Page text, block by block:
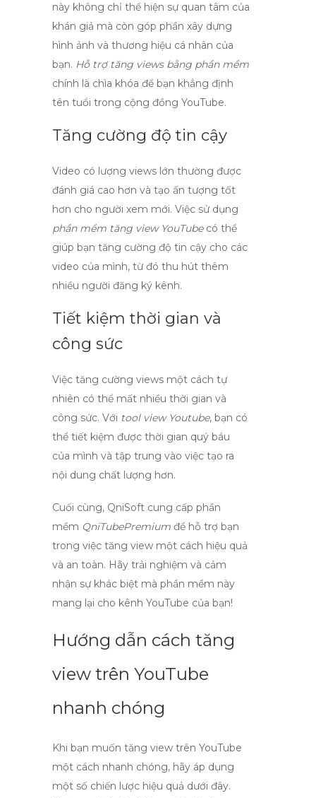
này không chỉ thể hiện sự quan tâm của
khán giả mà còn góp phần xây dựng
hình ảnh và thương hiệu cá nhân của
bạn. Hỗ trợ tăng views bằng phần mềm
chính là chìa khóa để bạn khẳng định
tên tuổi trong cộng đồng YouTube.
Tăng cường độ tin cậy
Video có lượng views lớn thường được
đánh giá cao hơn và tạo ấn tượng tốt
hơn cho người xem mới. Việc sử dụng
phần mềm tăng view YouTubecó thể
giúp bạn tăng cường độ tin cậy cho các
video của mình, từ đó thu hút thêm
nhiều người đăng ký kênh.
Tiết kiệm thời gian và
công sức
Việc tăng cường views một cách tự
nhiên có thể mất nhiều thời gian và
công sức. Với tool view Youtube, bạn có
thể tiết kiệm được thời gian quý báu
của mình và tập trung vào việc tạo ra
nội dung chất lượng hơn.
Cuối cùng, QniSoft cung cấp phần
mềm QniTubePremium để hỗ trợ bạn
trong việc tăng view một cách hiệu quả
và an toàn. Hãy trải nghiệm và cảm
nhận sự khác biệt mà phần mềm này
mang lại cho kênh YouTube của bạn!
Hướng dẫn cách tăng
view trên YouTube
nhanh chóng
Khi bạn muốn tăng view trên YouTube
một cách nhanh chóng, hãy áp dụng
một số chiến lược hiệu quả dưới đây.